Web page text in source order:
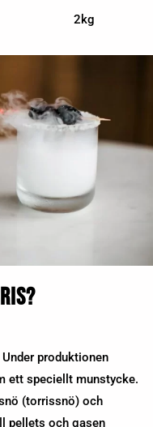
2kg
produktionen
ett speciellt munstycke.
(torrissnö) och
pellets och gasen